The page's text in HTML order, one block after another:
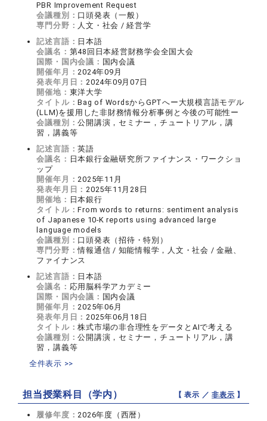
PBR Improvement Request
会議種別： 口頭発表（一般）
専門分野： 人文・社会 / 経営学
記述言語： 日本語
会議名： 第48回日本経営財務学会全国大会
国際・国内会議： 国内会議
開催年月： 2024年09月
発表年月日： 2024年09月07日
開催地： 東洋大学
タイトル：Bag of WordsからGPTへー大規模言語モデル
(LLM)を援用した非財務情報分析事例と今後の可能性ー
会議種別：公開講演，セミナー，チュートリアル，講
習，講義等
記述言語：英語
会議名： 日本銀行金融研究所ファイナンス・ワークショ
ップ
開催年月： 2025年11月
発表年月日： 2025年11月28日
開催地： 日本銀行
タイトル：From words to returns: sentiment analysis
of Japanese 10-K reports using advanced large
language models
会議種別： 口頭発表（招待・特別）
専門分野：情報通信 / 知能情報学，人文・社会 / 金融、
ファイナンス
記述言語： 日本語
会議名： 応用脳科学アカデミー
国際・国内会議： 国内会議
開催年月： 2025年06月
発表年月日： 2025年06月18日
タイトル：株式市場の非合理性をデータとAIで考える
会議種別：公開講演，セミナー，チュートリアル，講
習，講義等
全件表示 >>
担当授業科目（学内） 【 表示 ／非表示 】
履修年度： 2026年度（西暦）